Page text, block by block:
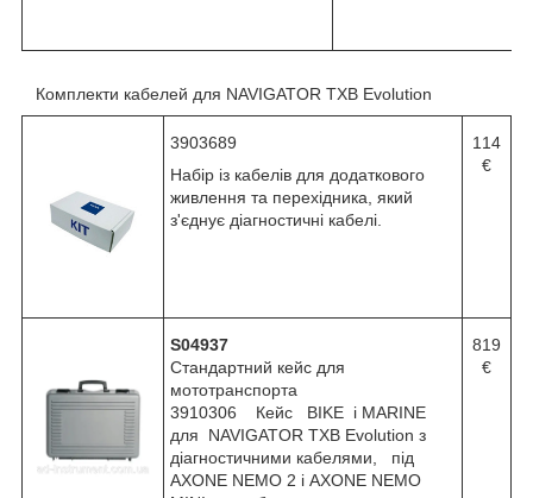
Комплекти кабелей для NAVIGATOR TXB Evolution
3903689
Набір із кабелів для додаткового
живлення та перехідника, який
з'єднує діагностичні кабелі.
114
€
S04937
Стандартний кейс для
мототранспорта
3910306 Кейс BIKE і MARINE
для NAVIGATOR TXB Evolution з
діагностичними кабелями, під
AXONE NEMO 2 і AXONE NEMO
819
€